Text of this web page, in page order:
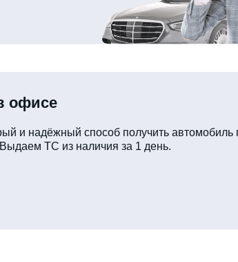
и надёжный способ получить автомобиль
ТС из наличия за 1 день.
офисе